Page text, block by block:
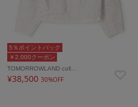
￥2,000クーポン
5％ポイントバック
TOMORROWLAND coll…
¥38,500 30%OFF